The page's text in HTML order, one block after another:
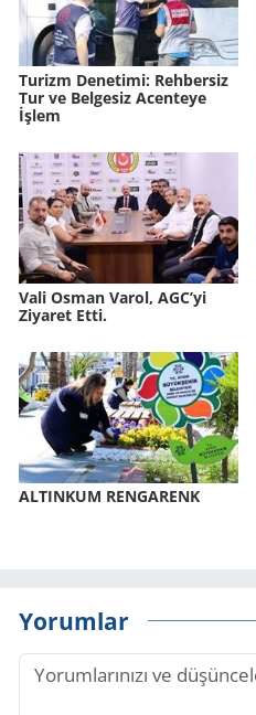
Tu­rizm De­ne­ti­mi: Reh­ber­siz
Tur ve Bel­ge­siz Acen­te­ye
İşlem
Vali Osman Varol, AGC’yi
Ziyaret Etti.
AL­TIN­KUM REN­GA­RENK
Yorumlar